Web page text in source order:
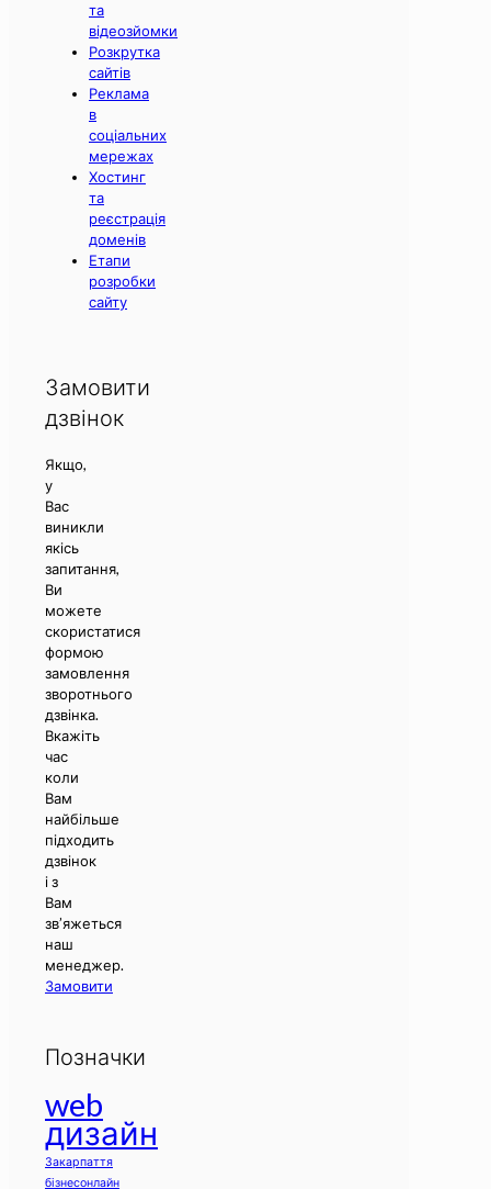
та
відеозйомки
Розкрутка
сайтів
Реклама
в
соціальних
мережах
Хостинг
та
реєстрація
доменів
Етапи
розробки
сайту
Замовити
дзвінок
Якщо,
у
Вас
виникли
якісь
запитання,
Ви
можете
скористатися
формою
замовлення
зворотнього
дзвінка.
Вкажіть
час
коли
Вам
найбільше
підходить
дзвінок
і з
Вам
зв’яжеться
наш
менеджер.
Замовити
Позначки
web
дизайн
Закарпаття
бізнесонлайн